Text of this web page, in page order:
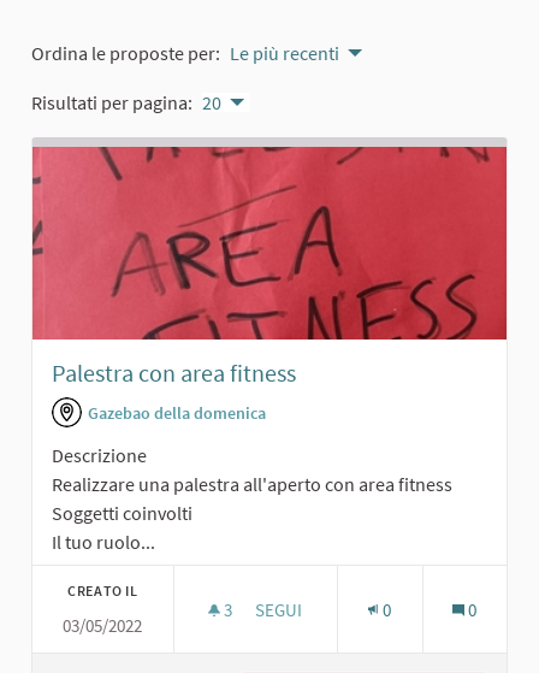
Ordina le proposte per: Le più recenti
Risultati per pagina: 20
Palestra con area fitness
Gazebao della domenica
Descrizione
Realizzare una palestra all'aperto con area fitness
Soggetti coinvolti
Il tuo ruolo...
CREATO IL
03/05/2022
3 3 SOSTENITORI
SEGUI 0 0